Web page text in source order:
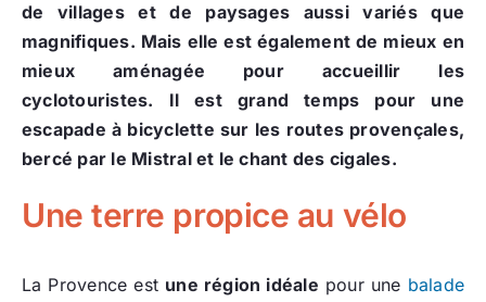
de villages et de paysages aussi variés que
magnifiques. Mais elle est également de mieux en
mieux aménagée pour accueillir les
cyclotouristes. Il est grand temps pour une
escapade à bicyclette sur les routes provençales,
bercé par le Mistral et le chant des cigales.
Une terre propice au vélo
La Provence est une région idéale pour une balade